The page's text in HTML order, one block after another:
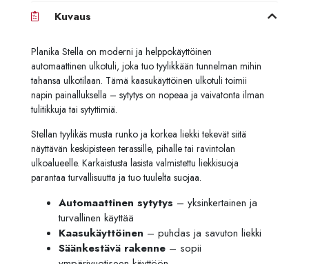
Kuvaus
Planika Stella on moderni ja helppokäyttöinen
automaattinen ulkotuli, joka tuo tyylikkään tunnelman mihin
tahansa ulkotilaan. Tämä kaasukäyttöinen ulkotuli toimii
napin painalluksella – sytytys on nopeaa ja vaivatonta ilman
tulitikkuja tai sytyttimiä.
Stellan tyylikäs musta runko ja korkea liekki tekevät siitä
näyttävän keskipisteen terassille, pihalle tai ravintolan
ulkoalueelle. Karkaistusta lasista valmistettu liekkisuoja
parantaa turvallisuutta ja tuo tuulelta suojaa.
Automaattinen sytytys – yksinkertainen ja
turvallinen käyttää
Kaasukäyttöinen – puhdas ja savuton liekki
Säänkestävä rakenne – sopii